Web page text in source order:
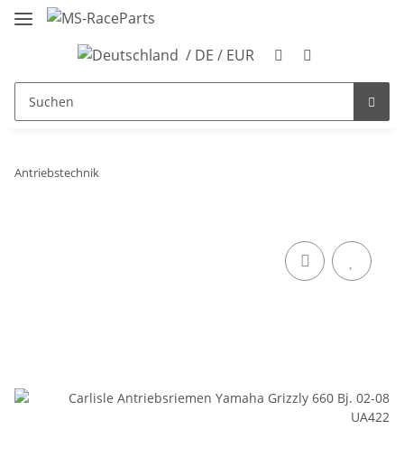
/ DE / EUR
Antriebstechnik